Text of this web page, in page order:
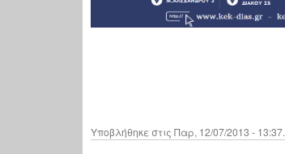
Υποβλήθηκε στις Παρ, 12/07/2013 - 13:37.